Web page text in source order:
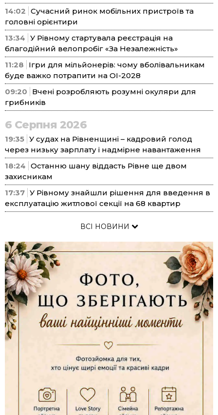
14:02 Сучасний ринок мобільних пристроїв та
головні орієнтири
13:34 У Рівному стартувала реєстрація на
благодійний велопробіг «За Незалежність»
11:28
Ігри для мільйонерів: чому вболівальникам
буде важко потрапити на ОІ-2028
09:20
Вчені розробляють розумні окуляри для
грибників
6 Серпня 2026
19:35 У судах на Рівненщині – кадровий голод
через низьку зарплату і надмірне навантаження
18:24 Останню шану віддасть Рівне ще двом
захисникам
17:37 У Рівному знайшли рішення для введення в
експлуатацію житлової секції на 68 квартир
ВСІ НОВИНИ